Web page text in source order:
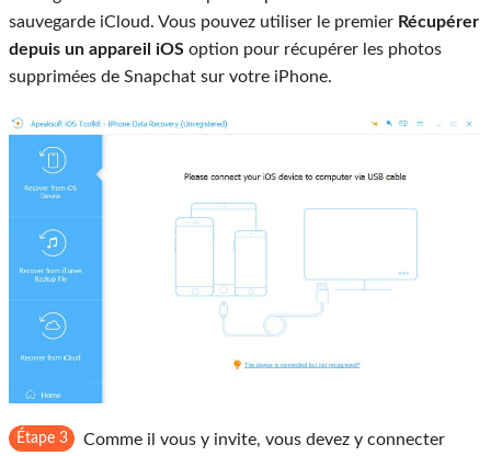
sauvegarde iCloud. Vous pouvez utiliser le premier Récupérer
depuis un appareil iOS option pour récupérer les photos
supprimées de Snapchat sur votre iPhone.
Étape 3
Comme il vous y invite, vous devez y connecter